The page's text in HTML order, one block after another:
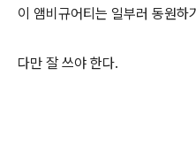
이 앰비규어티는 일부러 동원하
다만 잘 쓰야 한다.